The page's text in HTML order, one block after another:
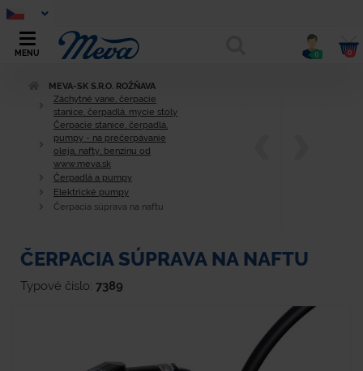
MENU 0 0
MEVA-SK S.R.O. ROŽŇAVA
Záchytné vane, čerpacie
stanice, čerpadlá, mycie stoly
Čerpacie stanice, čerpadlá,
pumpy - na prečerpávanie
oleja, nafty, benzínu od
www.meva.sk
Čerpadlá a pumpy
Elektrické pumpy
Čerpacia súprava na naftu
ČERPACIA SÚPRAVA NA NAFTU
Typové číslo: 7389